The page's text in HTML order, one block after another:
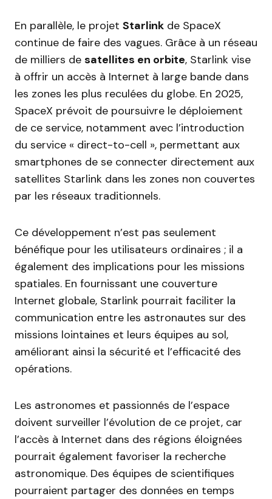
En parallèle, le projet Starlink de SpaceX
continue de faire des vagues. Grâce à un réseau
de milliers de satellites en orbite, Starlink vise
à offrir un accès à Internet à large bande dans
les zones les plus reculées du globe. En 2025,
SpaceX prévoit de poursuivre le déploiement
de ce service, notamment avec l’introduction
du service « direct-to-cell », permettant aux
smartphones de se connecter directement aux
satellites Starlink dans les zones non couvertes
par les réseaux traditionnels.
Ce développement n’est pas seulement
bénéfique pour les utilisateurs ordinaires ; il a
également des implications pour les missions
spatiales. En fournissant une couverture
Internet globale, Starlink pourrait faciliter la
communication entre les astronautes sur des
missions lointaines et leurs équipes au sol,
améliorant ainsi la sécurité et l’efficacité des
opérations.
Les astronomes et passionnés de l’espace
doivent surveiller l’évolution de ce projet, car
l’accès à Internet dans des régions éloignées
pourrait également favoriser la recherche
astronomique. Des équipes de scientifiques
pourraient partager des données en temps